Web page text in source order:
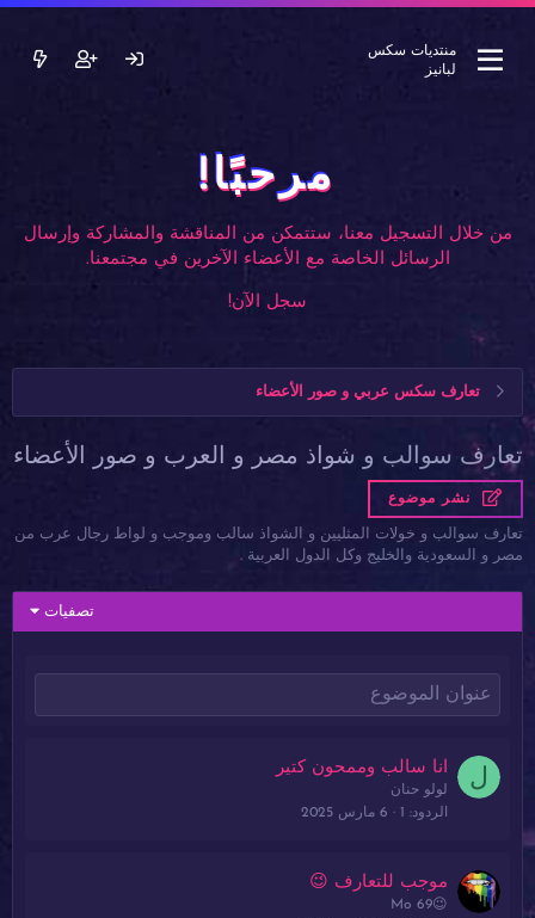
منتديات سكس
لبانيز
مرحبًا!
من خلال التسجيل معنا، ستتمكن من المناقشة والمشاركة وإرسال
الرسائل الخاصة مع الأعضاء الآخرين في مجتمعنا.
سجل الآن!
تعارف سكس عربي و صور الأعضاء
تعارف سوالب و شواذ مصر و العرب و صور الأعضاء
نشر موضوع
تعارف سوالب و خولات المثليين و الشواذ سالب وموجب و لواط رجال عرب من
مصر و السعودية والخليج وكل الدول العربية .
تصفيات
ل انا سالب وممحون كتير
لولو حنان
الردود
1 6 مارس 2025
موجب للتعارف 😉
Mo 69😉